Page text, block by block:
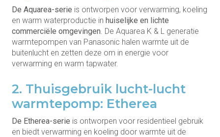
De Aquarea-serie is ontworpen voor verwarming, koeling
en warm waterproductie in huiselijke en lichte
commerciële omgevingen. De Aquarea K & L generatie
warmtepompen van Panasonic halen warmte uit de
buitenlucht en zetten deze om in energie voor
verwarming en warm tapwater.
2. Thuisgebruik lucht-lucht
warmtepomp: Etherea
De Etherea-serie is ontworpen voor residentieel gebruik
en biedt verwarming en koeling door warmte uit de